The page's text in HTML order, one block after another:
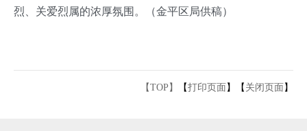
烈、关爱烈属的浓厚氛围。（金平区局供稿）
【TOP】 【打印页面 】【 关闭页面 】